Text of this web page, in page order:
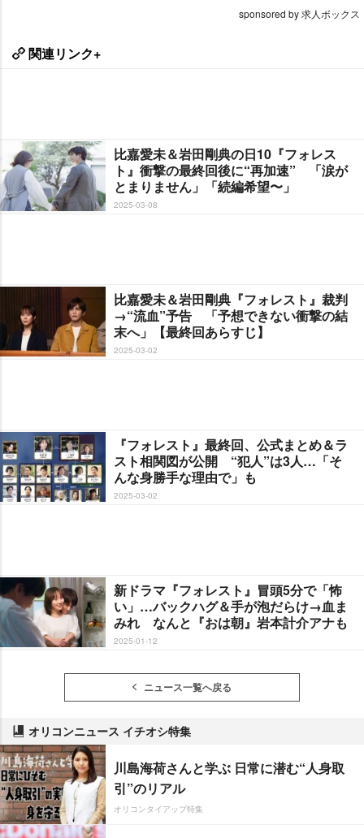
sponsored by 求人ボックス
関連リンク+
比嘉愛未＆岩田剛典の日10『フォレス
ト』衝撃の最終回後に“再加速” 「涙が
とまりません」「続編希望〜」
2025-03-08
比嘉愛未＆岩田剛典『フォレスト』裁判
→“流血”予告 「予想できない衝撃の結
末へ」【最終回あらすじ】
2025-03-02
『フォレスト』最終回、公式まとめ＆ラ
スト相関図が公開 “犯人”は3人…「そ
んな身勝手な理由で」も
2025-03-02
新ドラマ『フォレスト』冒頭5分で「怖
い」…バックハグ＆手が泡だらけ→血ま
みれ なんと『おは朝』岩本計介アナも
2025-01-12
ニュース一覧へ戻る
オリコンニュース イチオシ特集
川島海荷さんと学ぶ 日常に潜む“人身取
引”のリアル
オリコンタイアップ特集